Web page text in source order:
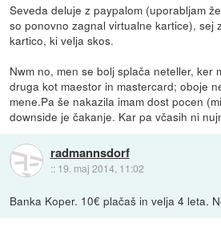
Seveda deluje z paypalom (uporabljam
so ponovno zagnal virtualne kartice), sej
kartico, ki velja skos.
Nwm no, men se bolj splača neteller, ker
druga kot maestor in mastercard; oboje
mene.Pa še nakazila imam dost pocen
downside je čakanje. Kar pa včasih ni
radmannsdorf
:: 19. maj 2014, 11:02
Banka Koper. 10€ plačaš in velja 4 leta.